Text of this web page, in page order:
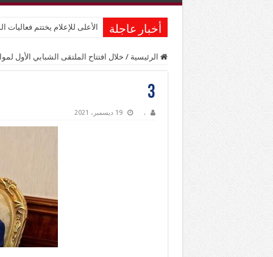
أخبار عاجلة الأعلى للإعلام يختتم فعاليات
الرئيسية / خلال افتتاح الملتقى الشبابي الأول
3
. 19 ديسمبر، 2021